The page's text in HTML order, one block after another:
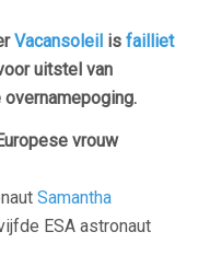
Vacansoleil is failliet
uitstel van
vrouw
Samantha
ESA astronaut